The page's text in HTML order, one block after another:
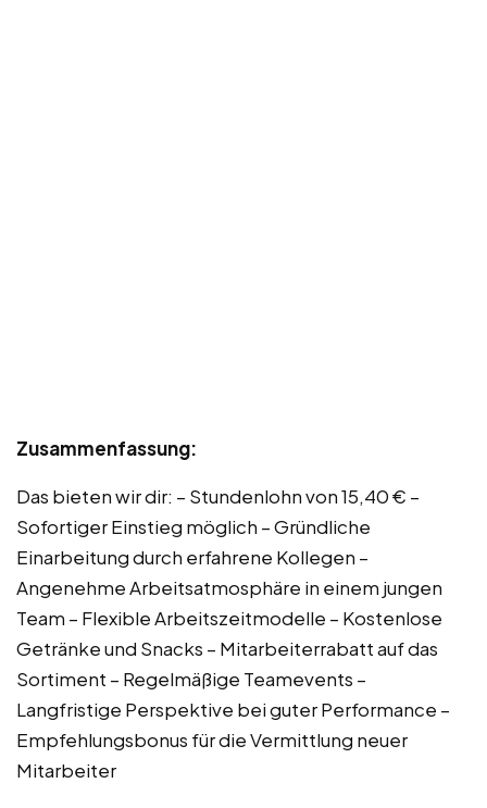
Zusammenfassung:
Das bieten wir dir: – Stundenlohn von 15,40 € –
Sofortiger Einstieg möglich – Gründliche
Einarbeitung durch erfahrene Kollegen –
Angenehme Arbeitsatmosphäre in einem jungen
Team – Flexible Arbeitszeitmodelle – Kostenlose
Getränke und Snacks – Mitarbeiterrabatt auf das
Sortiment – Regelmäßige Teamevents –
Langfristige Perspektive bei guter Performance –
Empfehlungsbonus für die Vermittlung neuer
Mitarbeiter